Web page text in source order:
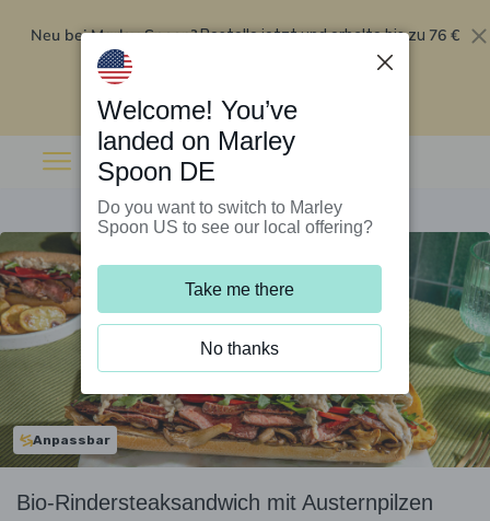
Neu bei Marley Spoon?Bestelle jetzt und erhalte bis zu 76 €
Rabatt auf deine ersten fünf Boxen
Anpassbar
Bio-Rindersteaksandwich mit Austernpilzen
Welcome! You’ve
landed on Marley
Spoon DE
Do you want to switch to Marley
Spoon US to see our local offering?
Take me there
No thanks